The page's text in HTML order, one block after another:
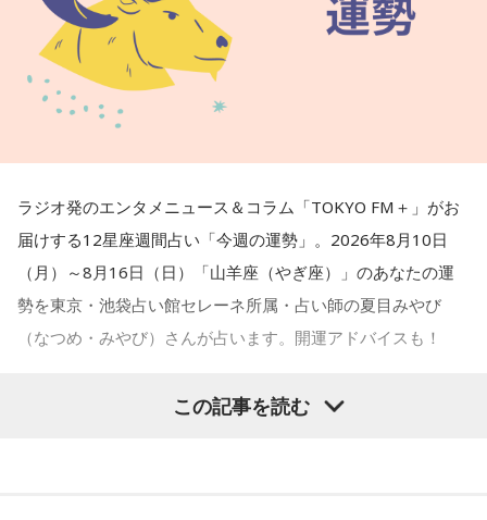
ラジオ発のエンタメニュース＆コラム「TOKYO FM＋」がお
届けする12星座週間占い「今週の運勢」。2026年8月10日
（月）～8月16日（日）「山羊座（やぎ座）」のあなたの運
勢を東京・池袋占い館セレーネ所属・占い師の夏目みやび
（なつめ・みやび）さんが占います。開運アドバイスも！
この記事を読む